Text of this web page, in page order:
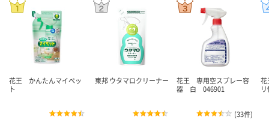
花王 かんたんマイペッ
ト
東邦 ウタマロクリーナー
花王 専用空スプレー容
器 白 046901
(33件)
花